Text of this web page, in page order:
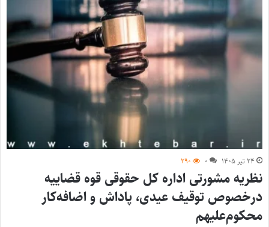
۲۴ تیر ۱۴۰۵ ۰ ۲۹۰
نظریه مشورتی اداره کل حقوقی قوه قضاییه
درخصوص توقیف عیدی، پاداش و اضافه‌کار
محکوم‌علیهم